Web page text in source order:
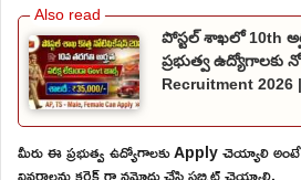
పోస్టల్ శాఖలో 10th
ప్రభుత్వ ఉద్యోగాలకు
Recruitment 2026
మీరు ఈ ప్రభుత్వ ఉద్యోగాలకు Apply చెయ్యాలి